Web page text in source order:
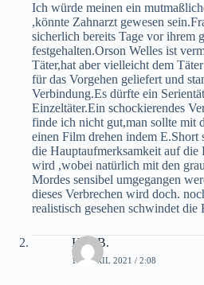
Ich würde meinen ein
,könnte Zahnarzt gewesen
sicherlich bereits Tage vor ihrem
festgehalten.Orson Welles ist
Täter,hat aber vielleicht dem
für das Vorgehen geliefert und
Verbindung.Es dürfte ein
Einzeltäter.Ein schockierendes
finde ich nicht gut,man sollte mit
einen Film drehen indem E.Short
die Hauptaufmerksamkeit auf die
wird ,wobei natürlich mit den
Mordes sensibel umgegangen
dieses Verbrechen wird doch.
realistisch gesehen schwindet die
H.H.B.
14. APRIL 2021 / 2:08